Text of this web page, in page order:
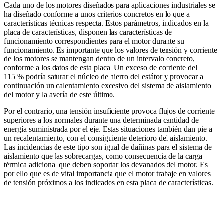
Cada uno de los motores diseñados para aplicaciones industriales se
ha diseñado conforme a unos criterios concretos en lo que a
características técnicas respecta. Estos parámetros, indicados en la
placa de características, disponen las características de
funcionamiento correspondientes para el motor durante su
funcionamiento. Es importante que los valores de tensión y corriente
de los motores se mantengan dentro de un intervalo concreto,
conforme a los datos de esta placa. Un exceso de corriente del
115 % podría saturar el núcleo de hierro del estátor y provocar a
continuación un calentamiento excesivo del sistema de aislamiento
del motor y la avería de este último.
Por el contrario, una tensión insuficiente provoca flujos de corriente
superiores a los normales durante una determinada cantidad de
energía suministrada por el eje. Estas situaciones también dan pie a
un recalentamiento, con el consiguiente deterioro del aislamiento.
Las incidencias de este tipo son igual de dañinas para el sistema de
aislamiento que las sobrecargas, como consecuencia de la carga
térmica adicional que deben soportar los devanados del motor. Es
por ello que es de vital importancia que el motor trabaje en valores
de tensión próximos a los indicados en esta placa de características.